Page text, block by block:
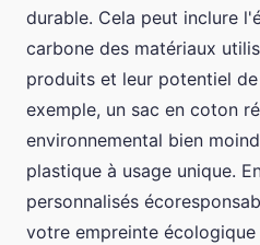
durable. Cela peut inclure
carbone des matériaux
produits et leur potentiel
exemple, un sac en coton
environnemental bien
plastique à usage unique.
personnalisés
votre empreinte